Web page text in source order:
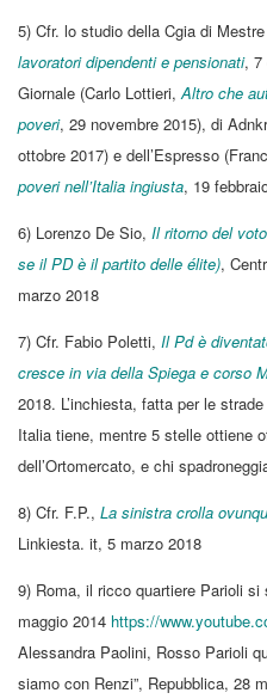
5) Cfr. lo studio della Cgia di Mestre
lavoratori dipendenti e pensionati, 7
Giornale (Carlo Lottieri,Altro che
poveri, 29 novembre 2015), di
ottobre 2017) e dell’Espresso
poveri nell’Italia ingiusta, 19
6) Lorenzo De Sio, Il ritorno del
se il PD è il partito delle élite),
marzo 2018
7) Cfr. Fabio Poletti, Il Pd è
cresce in via della Spiega e corso
2018. L’inchiesta, fatta per le
Italia tiene, mentre 5 stelle ottiene
dell’Ortomercato, e chi
8) Cfr. F.P., La sinistra crolla
Linkiesta. it, 5 marzo 2018
9) Roma, il ricco quartiere Parioli si
maggio 2014 https://
Alessandra Paolini, Rosso Parioli
siamo con Renzi”, Repubblica, 28